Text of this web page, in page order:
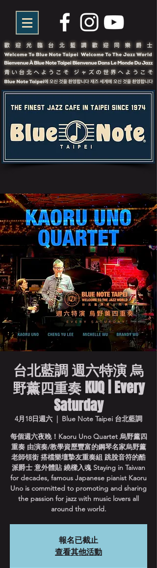
台北藍調 週六特演 烏
野薰四重奏 KUQ | Every
Saturday
4月18日週六
  |
Blue Note Taipei 台北藍調
每個週六夜晚！Kaoru Uno Quartet 烏野薰四
重奏 由演奏/教學資歷豐富的鋼琴名家烏野薰
老師領銜 搭檔樂壇摯友重奏組 跳脫音符的酷
派爵士 意外體貼 繞樑入魂 Staying in Taiwan
for decades, famous Japanese pianist Kaoru
Uno is committed to promoting and sharing
the passion for jazz with music lovers all
around the world.
報名已截止
查看其他活動